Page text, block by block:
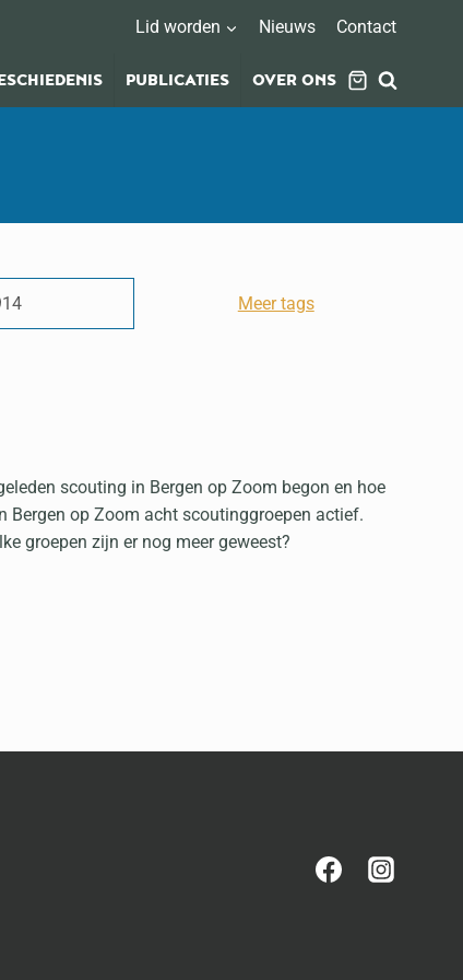
Lid worden Nieuws Contact
PUBLICATIES OVER ONS
Meer tags
scouting in Bergen op Zoom begon en hoe
Bergen op Zoom acht scoutinggroepen actief.
groepen zijn er nog meer geweest?